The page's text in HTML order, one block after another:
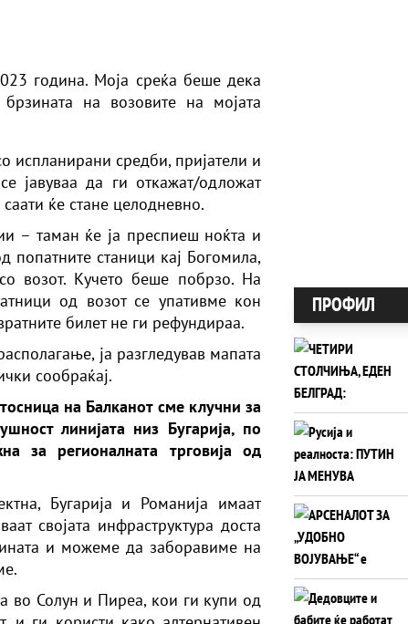
година. Моја среќа беше дека
на возовите на мојата
испланирани средби, пријатели и
јавуваа да ги откажат/одложат
ќе стане целодневно.
– таман ќе ја преспиеш ноќта и
попатните станици кај Богомила,
возот. Кучето беше побрзо. На
од возот се упативме кон
билет не ги рефундираа.
ја разгледував мапата
сообраќај.
на Балканот сме клучни за
линијата низ Бугарија, по
за регионалната трговија од
Бугарија и Романија имаат
својата инфраструктура доста
и можеме да заборавиме на
во Солун и Пиреа, кои ги купи од
ПРОФИЛ